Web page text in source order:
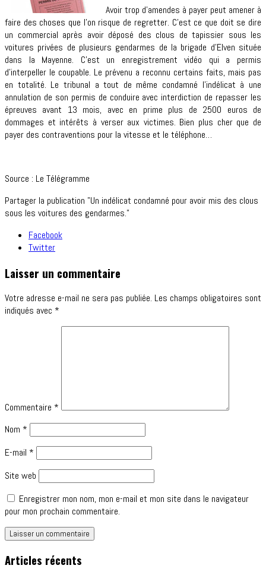
Avoir trop d’amendes à payer peut amener à
faire des choses que l’on risque de regretter. C’est ce que doit se dire
un commercial après avoir déposé des clous de tapissier sous les
voitures privées de plusieurs gendarmes de la brigade d’Elven située
dans la Mayenne. C’est un enregistrement vidéo qui a permis
d’interpeller le coupable. Le prévenu a reconnu certains faits, mais pas
en totalité. Le tribunal a tout de même condamné l’indélicat à une
annulation de son permis de conduire avec interdiction de repasser les
épreuves avant 13 mois, avec en prime plus de 2500 euros de
dommages et intérêts à verser aux victimes. Bien plus cher que de
payer des contraventions pour la vitesse et le téléphone…
Source : Le Télégramme
Partager la publication "Un indélicat condamné pour avoir mis des clous
sous les voitures des gendarmes."
Facebook
Twitter
Laisser un commentaire
Votre adresse e-mail ne sera pas publiée. Les champs obligatoires sont
indiqués avec *
Commentaire *
Nom *
E-mail *
Site web
Enregistrer mon nom, mon e-mail et mon site dans le navigateur
pour mon prochain commentaire.
Articles récents